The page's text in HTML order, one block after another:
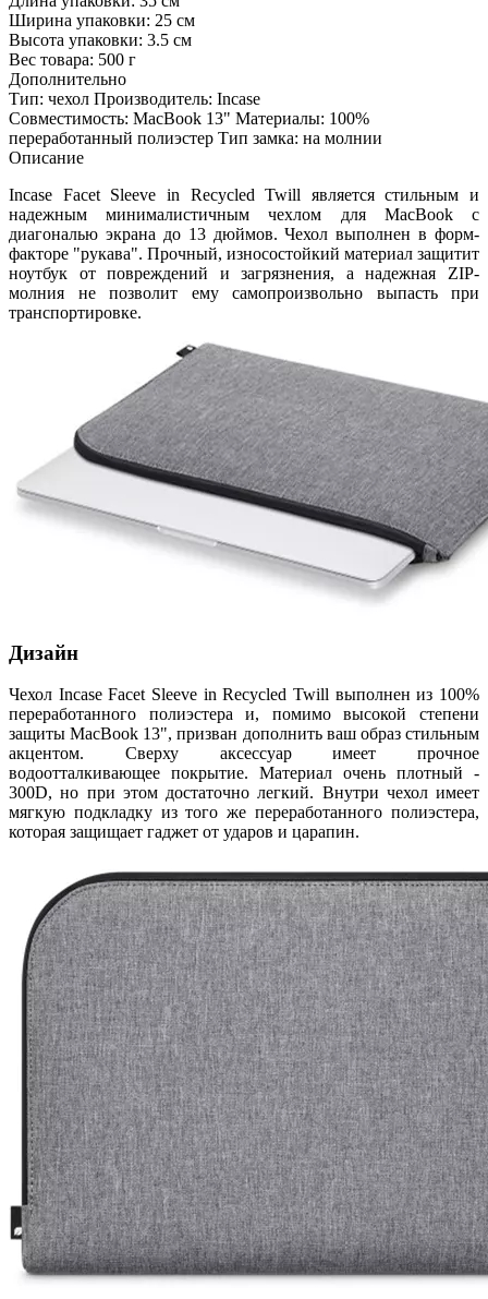
Ширина упаковки: 25 см
Высота упаковки: 3.5 см
Вес товара: 500 г
Дополнительно
Тип: чехол Производитель: Incase
Совместимость: MacBook 13" Материалы: 100%
переработанный полиэстер Тип замка: на молнии
Описание
Incase Facet Sleeve in Recycled Twill является стильным и
надежным минималистичным чехлом для MacBook с
диагональю экрана до 13 дюймов. Чехол выполнен в форм-
факторе "рукава". Прочный, износостойкий материал защитит
ноутбук от повреждений и загрязнения, а надежная ZIP-
молния не позволит ему самопроизвольно выпасть при
транспортировке.
Дизайн
Чехол Incase Facet Sleeve in Recycled Twill выполнен из 100%
переработанного полиэстера и, помимо высокой степени
защиты MacBook 13", призван дополнить ваш образ стильным
акцентом. Сверху аксессуар имеет прочное
водоотталкивающее покрытие. Материал очень плотный -
300D, но при этом достаточно легкий. Внутри чехол имеет
мягкую подкладку из того же переработанного полиэстера,
которая защищает гаджет от ударов и царапин.